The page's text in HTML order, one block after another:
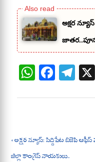
అక్షర
W
ha
ts
pp
Fa
ce
bo
Te
le
gr
m
« అక్షర న్యూస్: సిద్దిపేట బిజెపి
జిల్లా కాంగ్రెస్ నాయకులు..